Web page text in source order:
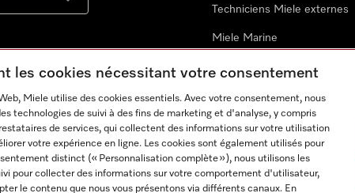
Techniciens Miele externes
Miele Marine
Architectes & promoteurs
des données Conditions d’utilisation Déclaration d'accessibilité
les cookies nécessitant votre consentement
Miele utilise des cookies essentiels. Avec votre consentement, nous
technologies de suivi à des fins de marketing et d'analyse, y compris
de services, qui collectent des informations sur votre utilisation
votre expérience en ligne. Les cookies sont également utilisés pour
distinct (« Personnalisation complète »), nous utilisons les
pour collecter des informations sur votre comportement d'utilisateur,
le contenu que nous vous présentons via différents canaux. En